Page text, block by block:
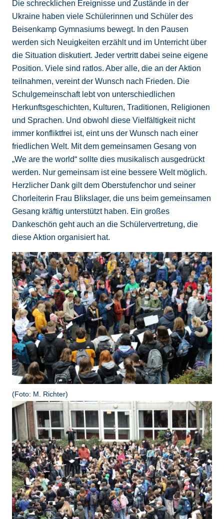
Die schrecklichen Ereignisse und Zustände in der
Ukraine haben viele Schülerinnen und Schüler des
Beisenkamp Gymnasiums bewegt. In den Pausen
werden sich Neuigkeiten erzählt und im Unterricht über
die Situation diskutiert. Jeder vertritt dabei seine eigene
Position. Viele sind ratlos. Aber alle, die an der Aktion
teilnahmen, vereint der Wunsch nach Frieden. Die
Schulgemeinschaft lebt von unterschiedlichen
Herkunftsgeschichten, Kulturen, Traditionen, Religionen
und Sprachen. Und obwohl diese Vielfältigkeit nicht
immer konfliktfrei ist, eint uns der Wunsch nach einer
friedlichen Welt. Mit dem gemeinsamen Gesang von
„We are the world“ sollte dies musikalisch ausgedrückt
werden. Nur gemeinsam ist eine bessere Welt möglich.
Herzlicher Dank gilt dem Oberstufenchor und seiner
Chorleiterin Frau Blikslager, die uns beim gemeinsamen
Gesang kräftig unterstützt haben. Ein großes
Dankeschön geht auch an die Schülervertretung, die
diese Aktion organisiert hat.
(Foto: M. Richter)